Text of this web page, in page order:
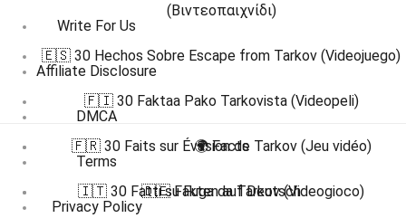
Write For Us
Affiliate Disclosure
DMCA
Terms
Privacy Policy
(Βιντεοπαιχνίδι)
🇪🇸 30 Hechos Sobre Escape from Tarkov (Videojuego)
🇫🇮 30 Faktaa Pako Tarkovista (Videopeli)
🇫🇷 30 Faits sur Évasion de Tarkov (Jeu vidéo)
🇮🇹 30 Fatti su Fuga da Tarkov (Videogioco)
🌍 Facts
🇩🇪 Fakten auf Deutsch